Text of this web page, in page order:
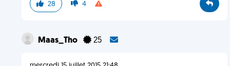
28 4
Maas_Tho 25